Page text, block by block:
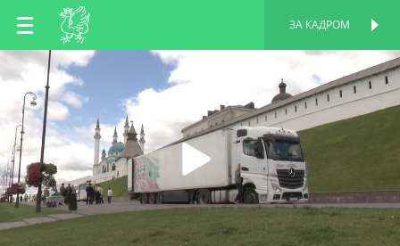
RU
TT
ЗА КАДРОМ
ПЕРСОНАЛЬНАЯ
СТРАНИЦА